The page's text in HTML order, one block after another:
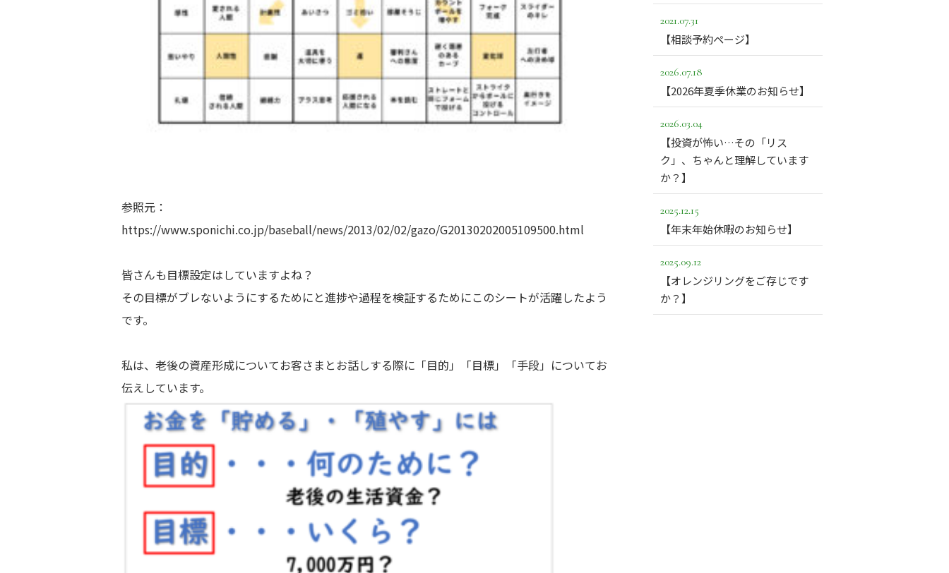
参照元：
https://www.sponichi.co.jp/baseball/news/2013/02/02/gazo/G20130202005109500.html
皆さんも目標設定はしていますよね？
その目標がブレないようにするためにと進捗や過程を検証するためにこのシートが活躍したよう
です。
私は、老後の資産形成についてお客さまとお話しする際に「目的」「目標」「手段」についてお
伝えしています。
2021.07.31
【相談予約ページ】
2026.07.18
【2026年夏季休業のお知らせ】
2026.03.04
【投資が怖い…その「リス
ク」、ちゃんと理解しています
か？】
2025.12.15
【年末年始休暇のお知らせ】
2025.09.12
【オレンジリングをご存じです
か？】